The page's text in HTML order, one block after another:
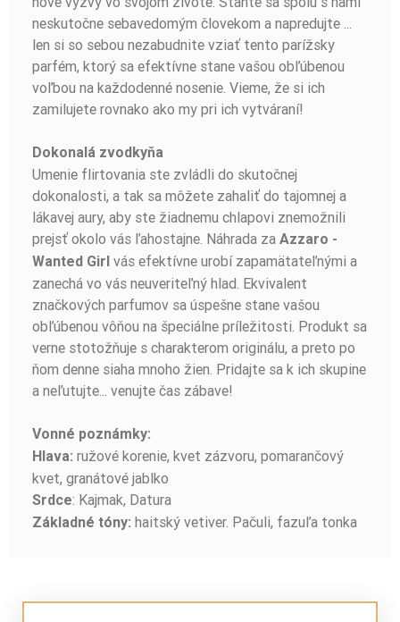
neskutočne sebavedomým človekom a napredujte ...
len si so sebou nezabudnite vziať tento parížsky
parfém, ktorý sa efektívne stane vašou obľúbenou
voľbou na každodenné nosenie. Vieme, že si ich
zamilujete rovnako ako my pri ich vytváraní!
Dokonalá zvodkyňa
Umenie flirtovania ste zvládli do skutočnej
dokonalosti, a tak sa môžete zahaliť do tajomnej a
lákavej aury, aby ste žiadnemu chlapovi znemožnili
prejsť okolo vás ľahostajne. Náhrada za Azzaro -
Wanted Girl vás efektívne urobí zapamätateľnými a
zanechá vo vás neuveriteľný hlad. Ekvivalent
značkových parfumov sa úspešne stane vašou
obľúbenou vôňou na špeciálne príležitosti. Produkt sa
verne stotožňuje s charakterom originálu, a preto po
ňom denne siaha mnoho žien. Pridajte sa k ich skupine
a neľutujte... venujte čas zábave!
Vonné poznámky:
Hlava: ružové korenie, kvet zázvoru, pomarančový
kvet, granátové jablko
Srdce: Kajmak, Datura
Základné tóny: haitský vetiver. Pačuli, fazuľa tonka